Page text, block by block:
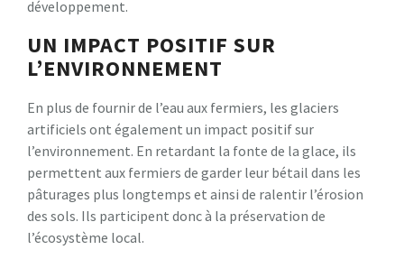
développement.
UN IMPACT POSITIF SUR
L’ENVIRONNEMENT
En plus de fournir de l’eau aux fermiers, les glaciers
artificiels ont également un impact positif sur
l’environnement. En retardant la fonte de la glace, ils
permettent aux fermiers de garder leur bétail dans les
pâturages plus longtemps et ainsi de ralentir l’érosion
des sols. Ils participent donc à la préservation de
l’écosystème local.